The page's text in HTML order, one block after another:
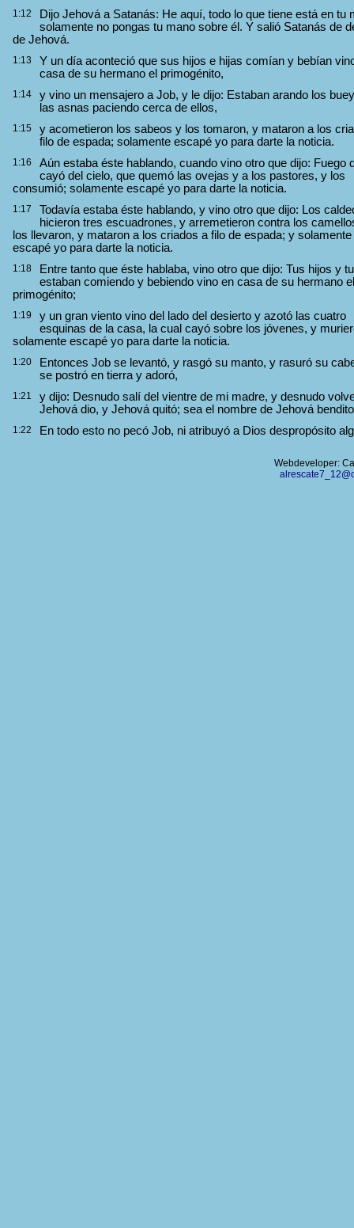
1:12
Dijo Jehová a Satanás: He aquí, todo lo que tiene está en tu
solamente no pongas tu mano sobre él. Y salió Satanás de
de Jehová.
1:13
Y un día aconteció que sus hijos e hijas comían y bebían
casa de su hermano el primogénito,
1:14
y vino un mensajero a Job, y le dijo: Estaban arando los
las asnas paciendo cerca de ellos,
1:15
y acometieron los sabeos y los tomaron, y mataron a los
filo de espada; solamente escapé yo para darte la noticia.
1:16
Aún estaba éste hablando, cuando vino otro que dijo: Fuego
cayó del cielo, que quemó las ovejas y a los pastores, y los
consumió; solamente escapé yo para darte la noticia.
1:17
Todavía estaba éste hablando, y vino otro que dijo: Los
hicieron tres escuadrones, y arremetieron contra los
los llevaron, y mataron a los criados a filo de espada; y solamente
escapé yo para darte la noticia.
1:18
Entre tanto que éste hablaba, vino otro que dijo: Tus hijos y
estaban comiendo y bebiendo vino en casa de su hermano el
primogénito;
1:19
y un gran viento vino del lado del desierto y azotó las cuatro
esquinas de la casa, la cual cayó sobre los jóvenes, y
solamente escapé yo para darte la noticia.
1:20
Entonces Job se levantó, y rasgó su manto, y rasuró su
se postró en tierra y adoró,
1:21
y dijo: Desnudo salí del vientre de mi madre, y desnudo
Jehová dio, y Jehová quitó; sea el nombre de Jehová
1:22 En todo esto no pecó Job, ni atribuyó a Dios despropósito
Webdeveloper: